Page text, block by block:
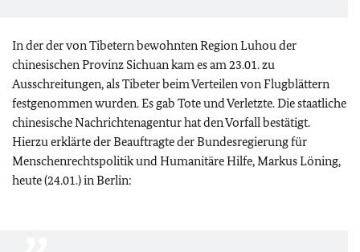
In der der von Tibetern bewohnten Region Luhou der
chinesischen Provinz Sichuan kam es am 23.01. zu
Ausschreitungen, als Tibeter beim Verteilen von Flugblättern
festgenommen wurden. Es gab Tote und Verletzte. Die staatliche
chinesische Nachrichtenagentur hat den Vorfall bestätigt.
Hierzu erklärte der Beauftragte der Bundesregierung für
Menschenrechtspolitik und Humanitäre Hilfe, Markus Löning,
heute (24.01.) in Berlin: